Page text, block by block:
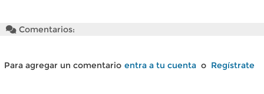
Comentarios:
Para agregar un comentario entra a tu cuenta o Regístrate